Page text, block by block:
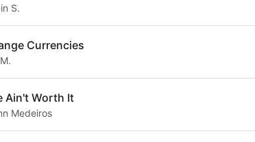
S.
Currencies
Ain't Worth It
Medeiros